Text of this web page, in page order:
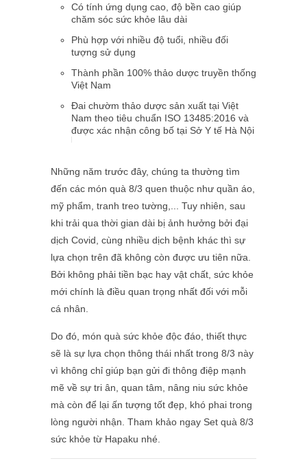
Có tính ứng dụng cao, độ bền cao giúp
chăm sóc sức khỏe lâu dài
Phù hợp với nhiều độ tuổi, nhiều đối
tượng sử dụng
Thành phần 100% thảo dược truyền thống
Việt Nam
Đai chườm thảo dược sản xuất tại Việt
Nam theo tiêu chuẩn ISO 13485:2016 và
được xác nhận công bố tại Sở Y tế Hà Nội
Những năm trước đây, chúng ta thường tìm
đến các món quà 8/3 quen thuộc như quần áo,
mỹ phẩm, tranh treo tường,... Tuy nhiên, sau
khi trải qua thời gian dài bị ảnh hưởng bởi đại
dịch Covid, cùng nhiều dịch bệnh khác thì sự
lựa chọn trên đã không còn được ưu tiên nữa.
Bởi không phải tiền bạc hay vật chất, sức khỏe
mới chính là điều quan trọng nhất đối với mỗi
cá nhân.
Do đó, món quà sức khỏe độc đáo, thiết thực
sẽ là sự lựa chọn thông thái nhất trong 8/3 này
vì không chỉ giúp bạn gửi đi thông điệp mạnh
mẽ về sự tri ân, quan tâm, nâng niu sức khỏe
mà còn để lại ấn tượng tốt đẹp, khó phai trong
lòng người nhận. Tham khảo ngay Set quà 8/3
sức khỏe từ Hapaku nhé.